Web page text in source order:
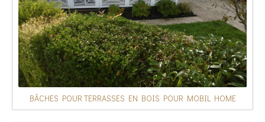
BÂCHES POUR TERRASSES EN BOIS POUR MOBIL HOME